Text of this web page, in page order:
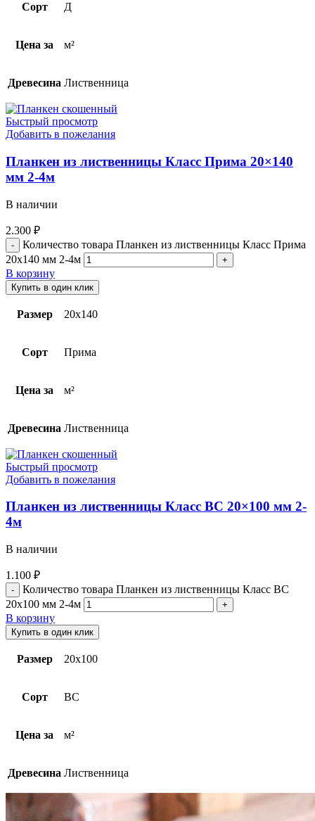
Сорт Д
Цена за м²
Древесина Лиственница
Быстрый просмотр
Добавить в пожелания
Планкен из лиственницы Класс Прима 20×140
мм 2-4м
В наличии
2.300 ₽
Количество товара Планкен из лиственницы Класс Прима
20x140 мм 2-4м
В корзину
Купить в один клик
Размер 20х140
Сорт Прима
Цена за м²
Древесина Лиственница
Быстрый просмотр
Добавить в пожелания
Планкен из лиственницы Класс ВС 20×100 мм 2-
4м
В наличии
1.100 ₽
Количество товара Планкен из лиственницы Класс ВС
20x100 мм 2-4м
В корзину
Купить в один клик
Размер 20х100
Сорт BC
Цена за м²
Древесина Лиственница